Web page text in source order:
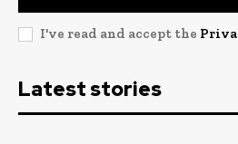
I've read and accept the
Latest stories